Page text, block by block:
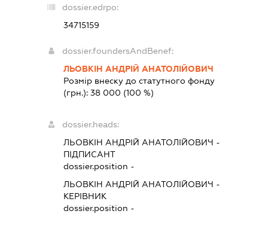
dossier.edrpo:
34715159
dossier.foundersAndBenef:
ЛЬОВКІН АНДРІЙ АНАТОЛІЙОВИЧ
Розмір внеску до статутного фонду
(грн.): 38 000 (100 %)
dossier.heads:
ЛЬОВКІН АНДРІЙ АНАТОЛІЙОВИЧ -
ПІДПИСАНТ
dossier.position -
ЛЬОВКІН АНДРІЙ АНАТОЛІЙОВИЧ -
КЕРІВНИК
dossier.position -